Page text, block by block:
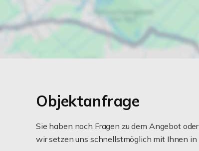
Objektanfrage
Sie haben noch Fragen zu dem Angebot
wir setzen uns schnellstmöglich mit Ihnen in